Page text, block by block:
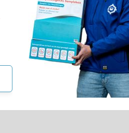
Zijdevloei - 50x70cm
- lichtgroen - 480
vellen
54,60
(45,12 Excl. btw)